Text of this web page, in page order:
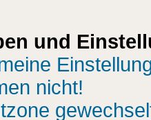
und
nicht!